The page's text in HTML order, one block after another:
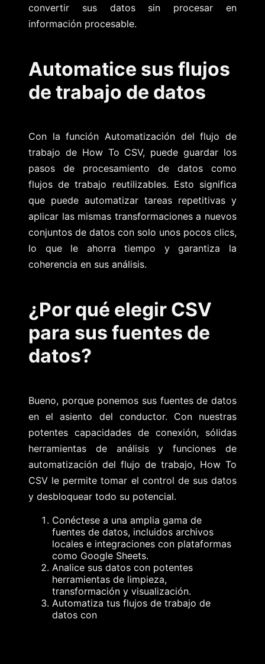
convertir sus datos sin procesar en
información procesable.
Automatice sus flujos
de trabajo de datos
Con la función Automatización del flujo de
trabajo de How To CSV, puede guardar los
pasos de procesamiento de datos como
flujos de trabajo reutilizables. Esto significa
que puede automatizar tareas repetitivas y
aplicar las mismas transformaciones a nuevos
conjuntos de datos con solo unos pocos clics,
lo que le ahorra tiempo y garantiza la
coherencia en sus análisis.
¿Por qué elegir CSV
para sus fuentes de
datos?
Bueno, porque ponemos sus fuentes de datos
en el asiento del conductor. Con nuestras
potentes capacidades de conexión, sólidas
herramientas de análisis y funciones de
automatización del flujo de trabajo, How To
CSV le permite tomar el control de sus datos
y desbloquear todo su potencial.
Conéctese a una amplia gama de
fuentes de datos, incluidos archivos
locales e integraciones con plataformas
como Google Sheets.
Analice sus datos con potentes
herramientas de limpieza,
transformación y visualización.
Automatiza tus flujos de trabajo de
datos con